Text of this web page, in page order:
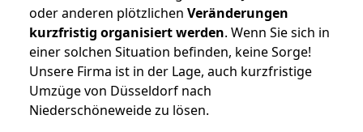
oder anderen plötzlichen Veränderungen
kurzfristig organisiert werden. Wenn Sie sich in
einer solchen Situation befinden, keine Sorge!
Unsere Firma ist in der Lage, auch kurzfristige
Umzüge von Düsseldorf nach
Niederschöneweide zu lösen.